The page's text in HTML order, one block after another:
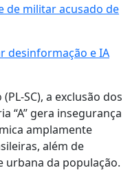
de militar acusado de
desinformação e IA
SC), a exclusão dos
“A” gera insegurança
amplamente
além de
urbana da população.